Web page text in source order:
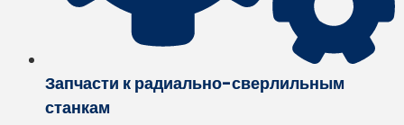
Запчасти к радиально-сверлильным
станкам